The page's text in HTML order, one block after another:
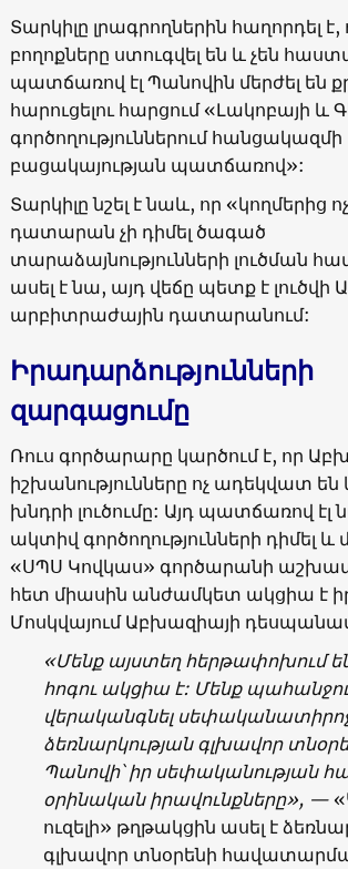
Տարկիլը լրագրողներին հաղորդել
բողոքները ստուգվել են և չեն
պատճառով էլ Պանովին մերժել են
հարուցելու հարցում «Լակոբայի և
գործողություններում հանցակազմի
բացակայության պատճառով»:
Տարկիլը նշել է նաև, որ «կողմերից
դատարան չի դիմել ծագած
տարաձայնությունների լուծման
ասել է նա, այդ վեճը պետք է լուծվի
արբիտրաժային դատարանում:
Իրադարձությունների
զարգացումը
Ռուս գործարարը կարծում է, որ
իշխանությունները ոչ ադեկվատ են
խնդրի լուծումը: Այդ պատճառով էլ
ակտիվ գործողությունների դիմել
«ՍՊՍ Կովկաս» գործարանի
հետ միասին անժամկետ ակցիա է
Մոսկվայում Աբխազիայի
«Մենք այստեղ հերթափոխում
հոգու ակցիա է: Մենք
վերականգնել
ձեռնարկության գլխավոր
Պանովի՝ իր սեփականության
օրինական իրավունքները», —
ուզելի» թղթակցին ասել է
գլխավոր տնօրենի